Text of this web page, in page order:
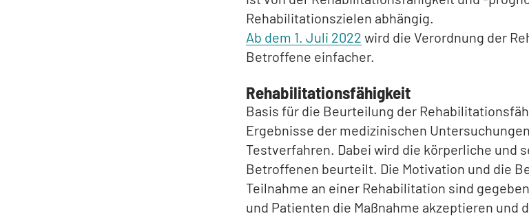
Rehabilitationszielen abhängig.
Ab dem 1. Juli 2022 wird die Verordnung der
Betroffene einfacher.
Rehabilitationsfähigkeit
Basis für die Beurteilung der
Ergebnisse der medizinischen
Testverfahren. Dabei wird die körperliche und
Betroffenen beurteilt. Die Motivation und die
Teilnahme an einer Rehabilitation sind
und Patienten die Maßnahme akzeptieren und